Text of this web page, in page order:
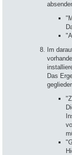
Im
Das